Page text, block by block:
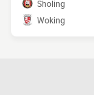
Sholing
Woking